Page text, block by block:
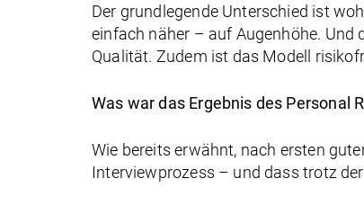
Der grundlegende Unterschied ist
einfach näher – auf Augenhöhe. Und
Qualität. Zudem ist das Modell
Was war das Ergebnis des Personal
Wie bereits erwähnt, nach ersten
Interviewprozess – und dass trotz